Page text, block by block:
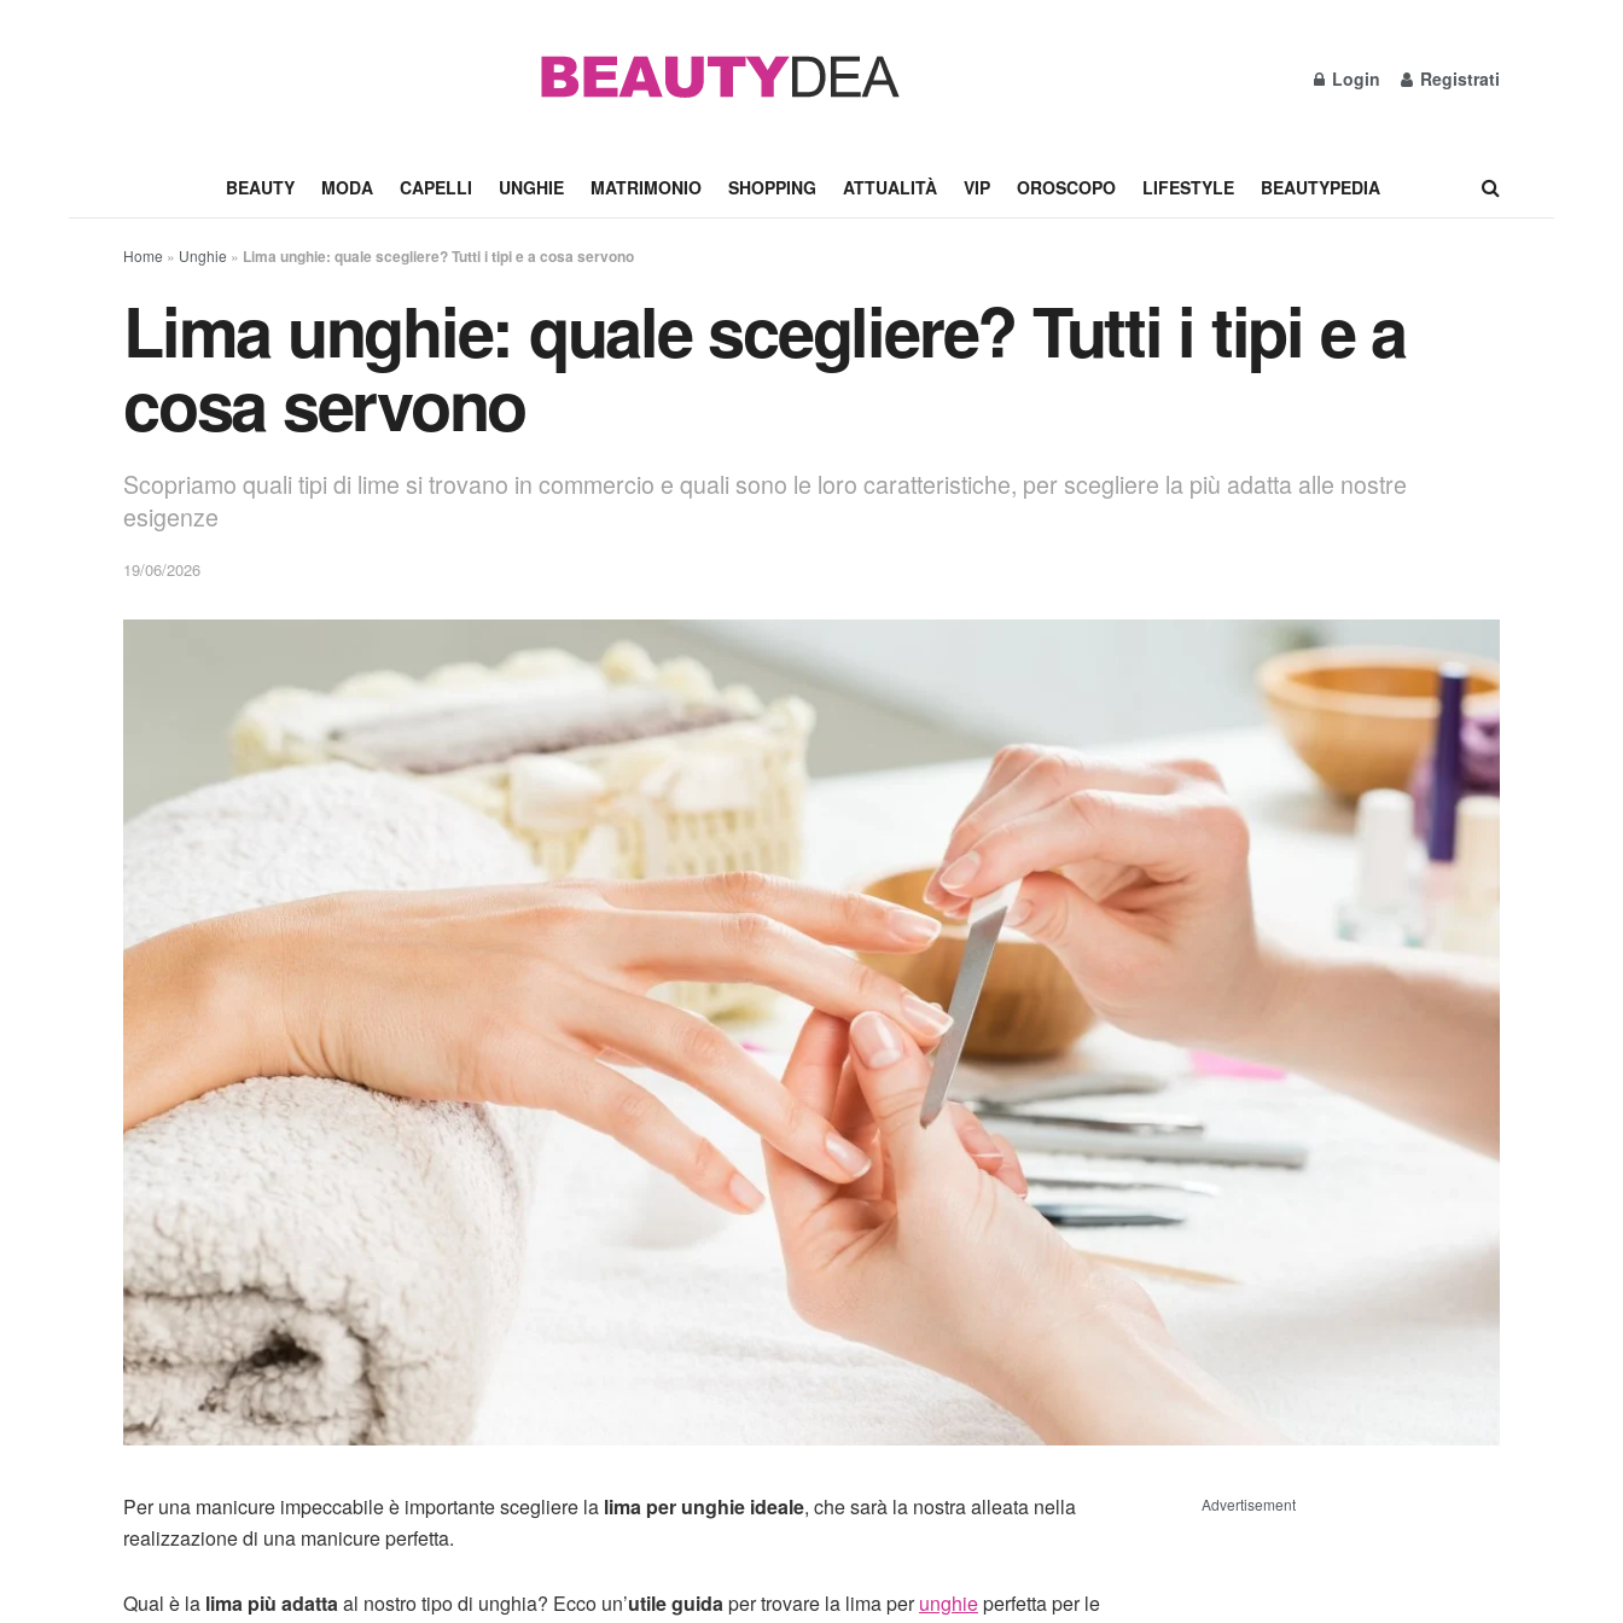
Login Registrati
BEAUTY MODA CAPELLI UNGHIE MATRIMONIO SHOPPING ATTUALITÀ VIP OROSCOPO LIFESTYLE BEAUTYPEDIA
Home » Unghie » Lima unghie: quale scegliere? Tutti i tipi e a cosa servono
Lima unghie: quale scegliere? Tutti i tipi e a
cosa servono
Scopriamo quali tipi di lime si trovano in commercio e quali sono le loro caratteristiche, per scegliere la più adatta alle nostre
esigenze
19/06/2026
Per una manicure impeccabile è importante scegliere la lima per unghie ideale, che sarà la nostra alleata nella
realizzazione di una manicure perfetta.
Qual è la lima più adattaal nostro tipo di unghia? Ecco un’utile guidaper trovare la lima perunghieperfetta per le
Advertisement